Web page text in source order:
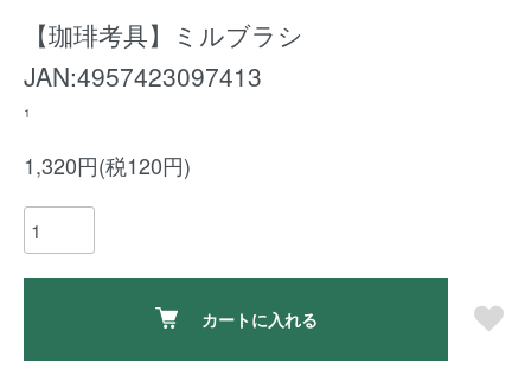
【珈琲考具】ミルブラシ
JAN:4957423097413
1
1,320円(税120円)
カートに入れる